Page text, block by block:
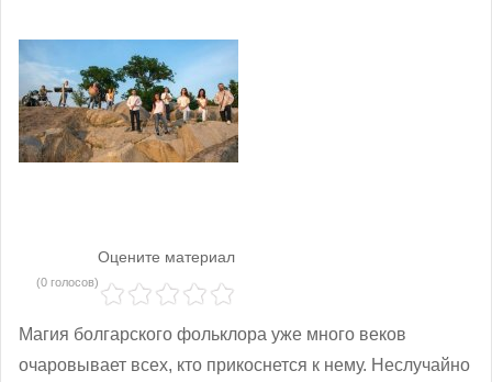
Оцените материал
(0 голосов)
Магия болгарского фольклора уже много веков
очаровывает всех, кто прикоснется к нему. Неслучайно